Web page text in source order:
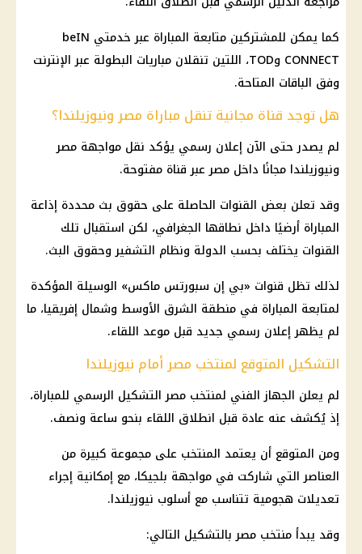
كما يمكن للمشتركين متابعة المباراة عبر خدمتي beIN
CONNECT وTOD، اللتين تنقلان مباريات البطولة عبر الإنترنت
وفق الباقات المتاحة.
هل توجد قناة مجانية تنقل مباراة مصر ونيوزيلندا؟
لم يصدر حتى الآن إعلان رسمي يؤكد نقل مواجهة مصر
ونيوزيلندا مجانًا داخل مصر عبر قناة مفتوحة.
وقد تعلن بعض القنوات الحاصلة على حقوق بث محددة إذاعة
المباراة أرضيًا داخل نطاقها الجغرافي، لكن استقبال تلك
القنوات يختلف بحسب الدولة ونظام التشفير وحقوق البث.
لذلك تظل قنوات «بي إن سبورتس ماكس» الوسيلة المؤكدة
لمتابعة المباراة في منطقة الشرق الأوسط وشمال إفريقيا، ما
لم يظهر إعلان رسمي جديد قبل موعد اللقاء.
التشكيل المتوقع لمنتخب مصر أمام نيوزيلندا
لم يعلن الجهاز الفني لمنتخب مصر التشكيل الرسمي للمباراة،
إذ يُكشف عنه عادة قبل انطلاق اللقاء بنحو ساعة ونصف.
ومن المتوقع أن يعتمد المنتخب على مجموعة كبيرة من
العناصر التي شاركت في مواجهة بلجيكا، مع إمكانية إجراء
تعديلات هجومية تتناسب مع أسلوب نيوزيلندا.
وقد يبدأ منتخب مصربالتشكيل التالي: